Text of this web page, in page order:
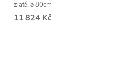
zlaté, ø 80cm
11 824 Kč